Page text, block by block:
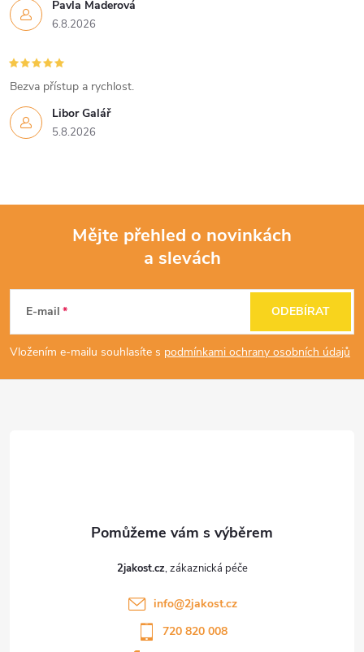
Pavla Maderová
6.8.2026
Libor Galář
5.8.2026
Bezva přístup a rychlost.
p
a
Mějte přehled o novinkách
a slevách
E-mail
Vložením e-mailu souhlasíte s podmínkami ochrany osobních údajů
ODEBÍRAT
2jakost.cz
info@2jakost.cz
720 820 008